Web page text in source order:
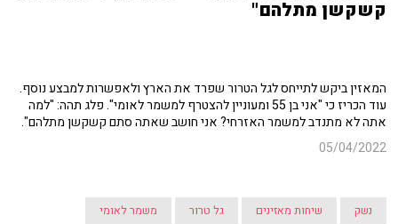
קשקשן מתלהם"
המאזין ביקש לתייחס לגל הטרור שפרד את הארץ ולאפשרות למבצע נוסף.
עוד הכריז כי "אני בן 55 ומעוניין להצטרף למשמר לאומי". פלג תהה: "למה
אתה לא מתנדב למשמר האזרחי? אני חושב שאתה סתם קשקשן מתלהם".
05/04/2022
נשק שיחות מאזינים גל טרור משמר לאומי